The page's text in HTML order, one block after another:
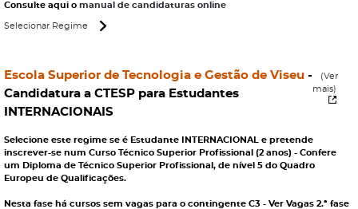
Consulte aqui o manual de candidaturas online
Selecionar Regime
Escola Superior de Tecnologia e Gestão de Viseu -
Candidatura a CTESP para Estudantes
INTERNACIONAIS
(Ver
mais)
Selecione este regime se é Estudante INTERNACIONAL e pretende
inscrever-se num Curso Técnico Superior Profissional (2 anos) - Confere
um Diploma de Técnico Superior Profissional, de nível 5 do Quadro
Europeu de Qualificações.
Nesta fase há cursos sem vagas para o contingente C3 - Ver Vagas 2.ª fase